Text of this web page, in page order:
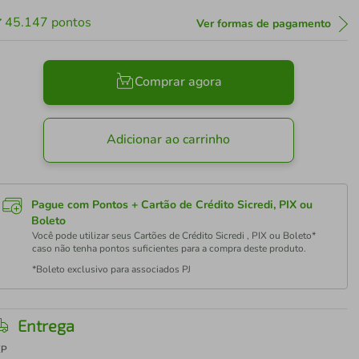
45.147 pontos Ver formas de pagamento
Comprar agora
Adicionar ao carrinho
Pague com Pontos + Cartão de Crédito Sicredi, PIX ou
Boleto
Você pode utilizar seus Cartões de Crédito Sicredi , PIX ou Boleto*
caso não tenha pontos suficientes para a compra deste produto.
*Boleto exclusivo para associados PJ
Entrega